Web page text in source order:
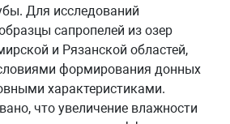
Для исследований
сапропелей из озер
и Рязанской областей,
формирования донных
характеристиками.
что увеличение влажности